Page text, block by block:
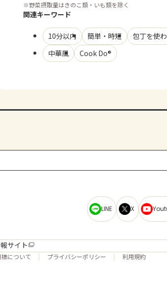
※野菜摂取量はきのこ類・いも類を除く
関連キーワード
10分以内 簡単・時短 包丁を使
中華風
Cook Do®
LINE X
サイト
標について プライバシーポリシー 利用規約